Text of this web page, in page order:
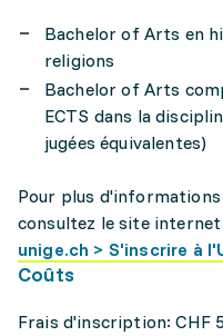
Bachelor of Arts en
religions
Bachelor of Arts
ECTS dans la
jugées équivalentes)
Pour plus d'informations
consultez le site
unige.ch > S'inscrire à
Coûts
Frais d'inscription: CHF